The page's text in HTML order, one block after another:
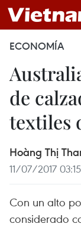
ECONOMÍA
de
textiles
Hoàng Thị
11/07/2017 03:15
Con un alto
considerado